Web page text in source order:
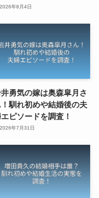
2026年8月4日
勇気の嫁は奥森皐月さ
！馴れ初めや結婚後の夫
ピソードを調査！
2026年7月31日